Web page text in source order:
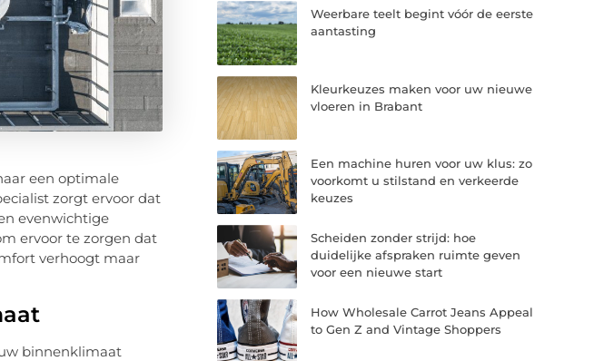
een optimale
zorgt ervoor dat
evenwichtige
ervoor te zorgen dat
verhoogt maar
binnenklimaat
Weerbare teelt begint vóór de eerste
aantasting
Kleurkeuzes maken voor uw nieuwe
vloeren in Brabant
Een machine huren voor uw klus: zo
voorkomt u stilstand en verkeerde
keuzes
Scheiden zonder strijd: hoe
duidelijke afspraken ruimte geven
voor een nieuwe start
How Wholesale Carrot Jeans Appeal
to Gen Z and Vintage Shoppers